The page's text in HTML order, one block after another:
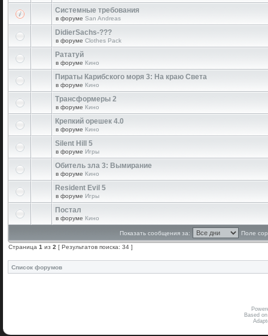
Системные требования
в форуме San Andreas
DidierSachs-???
в форуме Clothes Pack
Рататуй
в форуме Кино
Пираты Карибского моря 3: На краю Света
в форуме Кино
Трансформеры 2
в форуме Кино
Крепкий орешек 4.0
в форуме Кино
Silent Hill 5
в форуме Игры
Обитель зла 3: Вымирание
в форуме Кино
Resident Evil 5
в форуме Игры
Постал
в форуме Кино
Показать сообщения за: Поле
Страница 1 из 2 [ Результатов поиска: 34 ]
Список форумов
Based